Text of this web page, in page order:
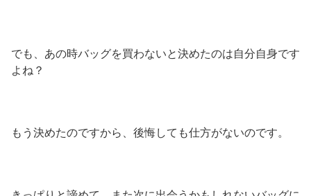
でも、あの時バッグを買わないと決めたのは自分自身です
よね？
もう決めたのですから、後悔しても仕方がないのです。